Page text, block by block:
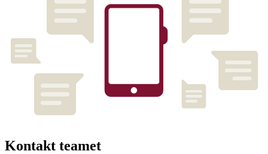
Kontakt teamet